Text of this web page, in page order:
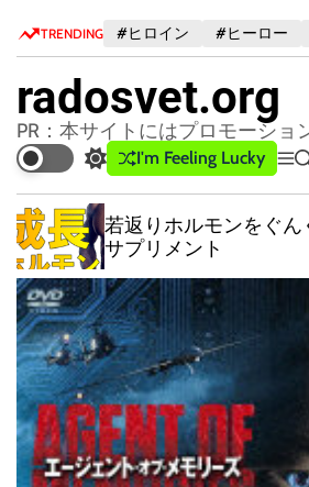
TRENDING #ヒロイン #ヒーロー
radosvet.org
PR：本サイトにはプロモーショ
S
w
i
t
c
h
c
o
l
o
r
m
o
d
e
I'm Feeling Lucky
M
e
u
r
若返りホルモンをぐん
サプリメント